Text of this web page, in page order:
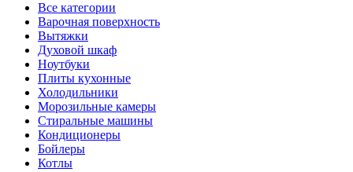
Все категории
Варочная поверхность
Вытяжки
Духовой шкаф
Ноутбуки
Плиты кухонные
Холодильники
Морозильные камеры
Стиральные машины
Кондиционеры
Бойлеры
Котлы